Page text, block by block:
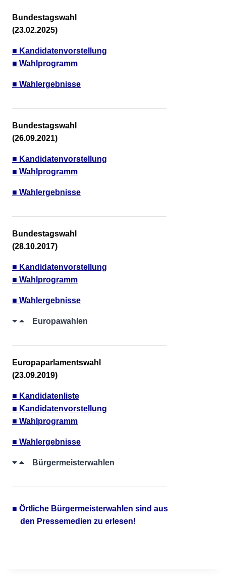
Bundestagswahl
(23.02.2025)
■ Kandidatenvorstellung
■ Wahlprogramm
■ Wahlergebnisse
Bundestagswahl
(26.09.2021)
■ Kandidatenvorstellung
■ Wahlprogramm
■ Wahlergebnisse
Bundestagswahl
(28.10.2017)
■ Kandidatenvorstellung
■ Wahlprogramm
■ Wahlergebnisse
Europawahlen
Europaparlamentswahl
(23.09.2019)
■ Kandidatenliste
■ Kandidatenvorstellung
■ Wahlprogramm
■ Wahlergebnisse
Bürgermeisterwahlen
■ Örtliche Bürgermeisterwahlen sind aus
den Pressemedien zu erlesen!